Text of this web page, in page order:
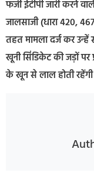
फर्जी ईटीपी जारी करने
जालसाजी (धारा 420,
तहत मामला दर्ज कर
खूनी सिंडिकेट की जड़ों
के खून से लाल होती